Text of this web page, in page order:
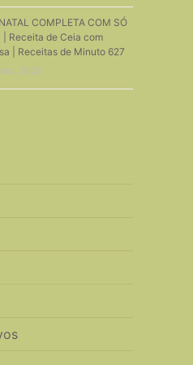
COMPLETA COM SÓ
| Receita de Ceia com
| Receitas de Minuto 627
2020